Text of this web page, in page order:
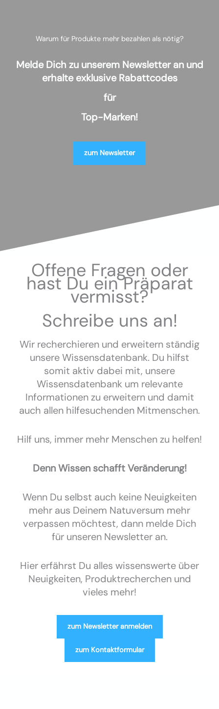
Warum für Produkte mehr bezahlen als nötig?
Melde Dich zu unserem Newsletter an und
erhalte exklusive Rabattcodes
für
Top-Marken!
zum Newsletter
Offene Fragen oder
hast Du ein Präparat
vermisst?
Schreibe uns an!
Wir recherchieren und erweitern ständig
unsere Wissensdatenbank. Du hilfst
somit aktiv dabei mit, unsere
Wissensdatenbank um relevante
Informationen zu erweitern und damit
auch allen hilfesuchenden Mitmenschen.
Hilf uns, immer mehr Menschen zu helfen!
Denn Wissen schafft Veränderung!
Wenn Du selbst auch keine Neuigkeiten
mehr aus Deinem Natuversum mehr
verpassen möchtest, dann melde Dich
für unseren Newsletter an.
Hier erfährst Du alles wissenswerte über
Neuigkeiten, Produktrecherchen und
vieles mehr!
zum Newsletter anmelden
zum Kontaktformular